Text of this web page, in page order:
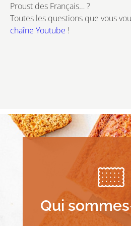
Proust des Français… ?
Toutes les questions que vous
chaîne Youtube !
Qui